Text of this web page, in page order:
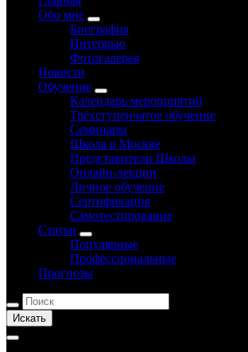
Обо мне
Биография
Интервью
Фотогалерея
Новости
Обучение
Календарь мероприятий
Трёхступенчатое обучение
Семинары
Школа в Москве
Представители Школы
Онлайн-лекции
Личное обучение
Сертификация
Самотестирование
Статьи
Популярные
Профессиональные
Прогнозы
Искать